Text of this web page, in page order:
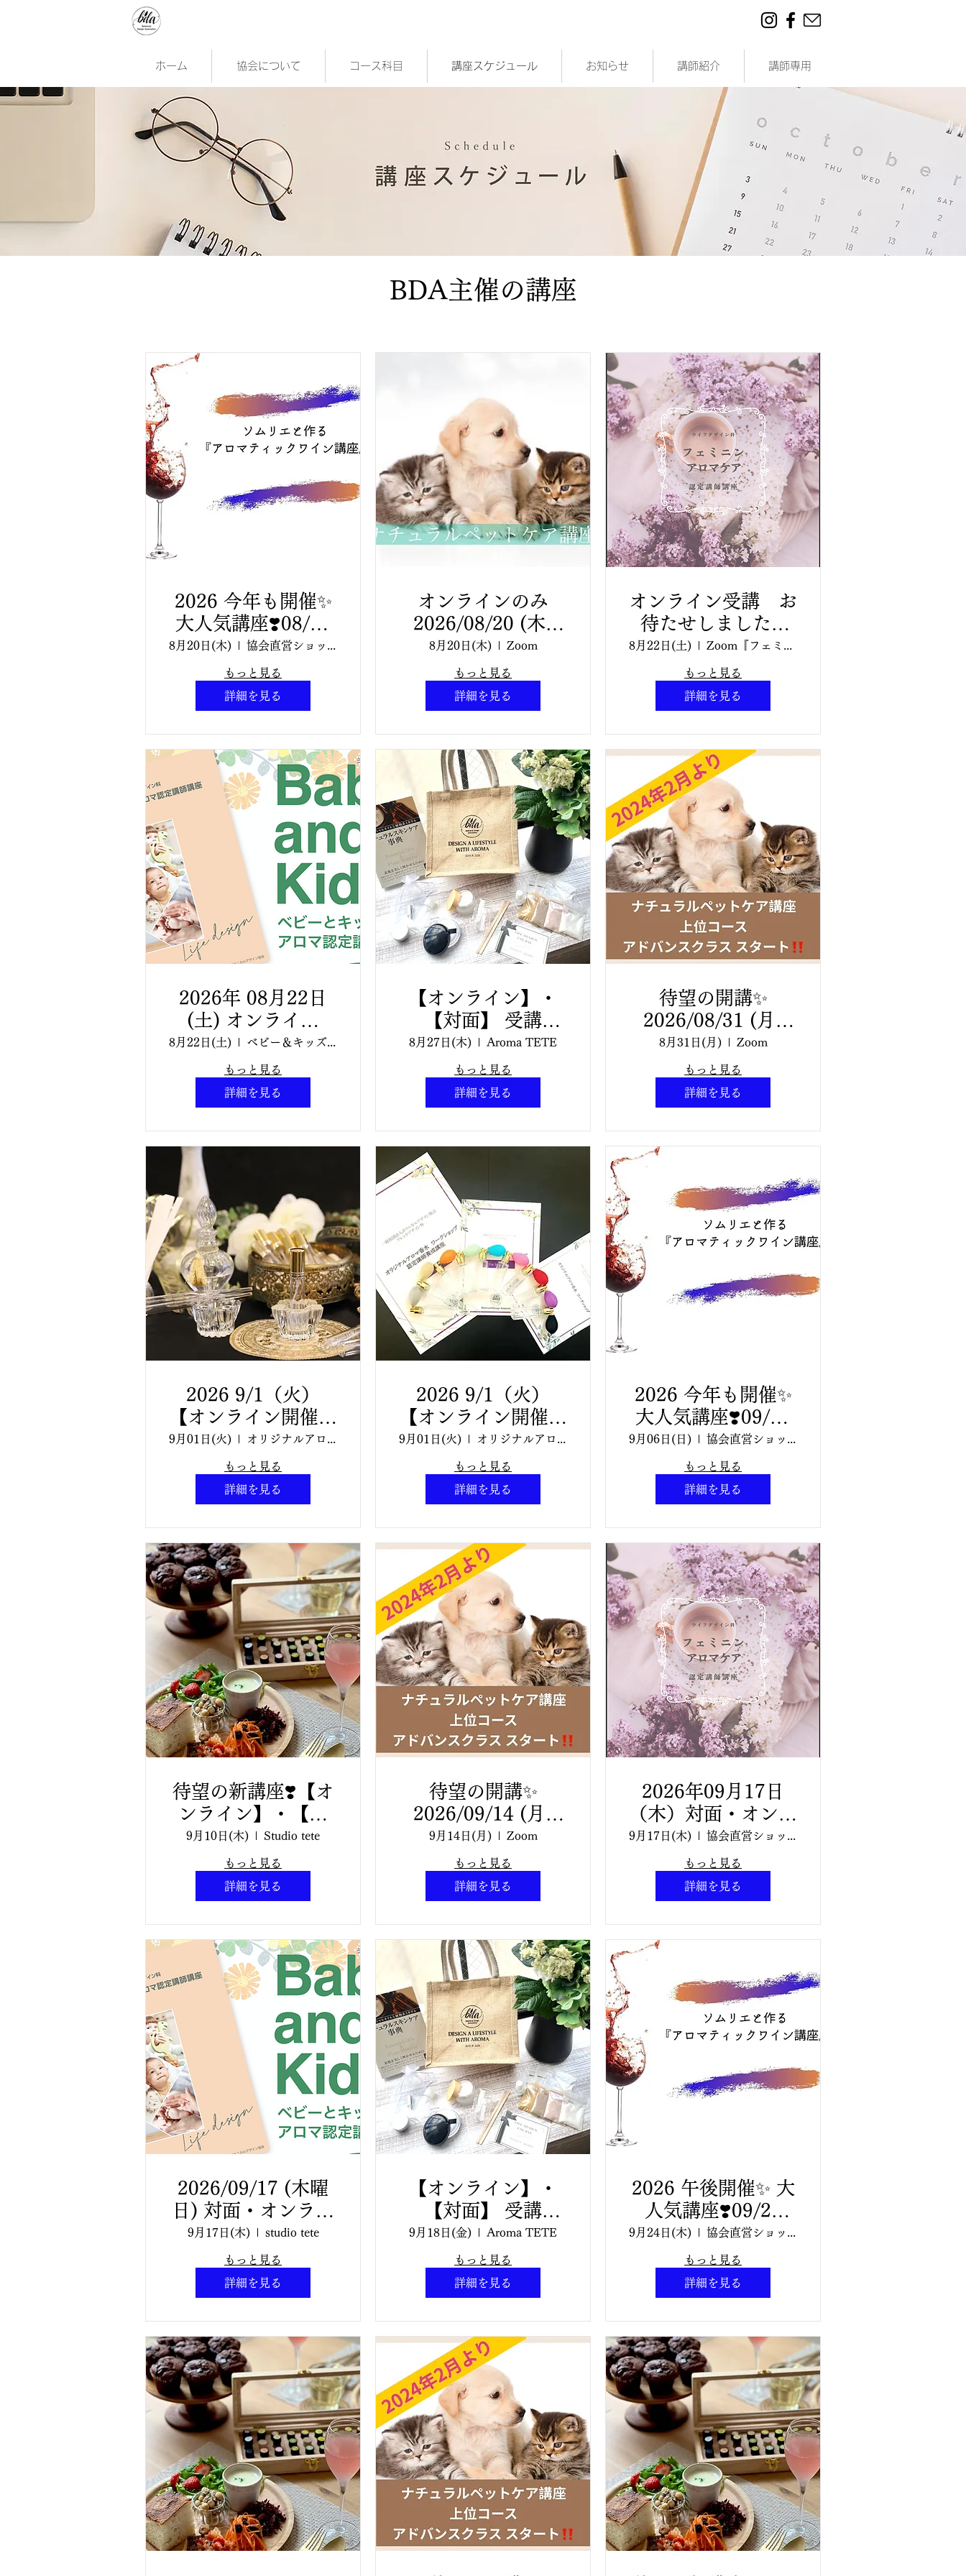
ホーム 協会について コース科目 講座スケジュール お知らせ 講師紹介 講師専用
BDA主催の講座
2026 今年も開催✨
大人気講座❣️08/20
(木曜日)10:30〜
12:30【対面講座】
アロマティックワイ
ン®︎講座
8月20日(木) 協会直営ショップ Aroma TETE
もっと見る
詳細を見る
オンラインのみ
2026/08/20 (木)
20:00~22:00 大人
気講座✨ 【ナチュ
ラルペットケア講
座】
8月20日(木) Zoom
もっと見る
詳細を見る
オンライン受講 お
待たせしました✨
新講座 開催✨2026
年08月22日（土）
10:00~15:00 フェ
ミニンアロマケア認
定講師講座
8月22日(土) Zoom『フェミニンアロマケア認定講師講座』
もっと見る
詳細を見る
2026年 08月22日
(土) オンライン
【BDA主催🌿ベビ
ー＆キッズアロマ認
定講師講座】定員
25名
8月22日(土) ベビー＆キッズアロマ認定講師講座
もっと見る
詳細を見る
【オンライン】・
【対面】 受講
2026/08/27（木）
ビューティーアロマ
クラフト認定講師講
座
8月27日(木) Aroma TETE
もっと見る
詳細を見る
待望の開講✨
2026/08/31 (月)
13:00〜16:00 ナチ
ュラルペットケア・
アドバンスコース
クラス １回目【全3
回講座】
8月31日(月) Zoom
もっと見る
詳細を見る
2026 9/1（火）
【オンライン開催】
ブレンドデザイン科
「オリジナルアロマ
香水ワークショッ
プ」
9月01日(火) オリジナルアロマ香水ワークショップ
もっと見る
詳細を見る
2026 9/1（火）
【オンライン開催】
ブレンドデザイン科
「オリジナルアロマ
香水 認定講師養成
講座」
9月01日(火) オリジナルアロマ香水 認定講師養成講座
もっと見る
詳細を見る
2026 今年も開催✨
大人気講座❣️09/06
(日曜日)10:30〜
12:30【対面講座】
アロマティックワイ
ン®︎講座
9月06日(日) 協会直営ショップ Aroma TETE
もっと見る
詳細を見る
待望の新講座❣️【オ
ンライン】・【対
面】 受講
2026/09/10（木曜
日）BDA アロマフ
ードコーディネータ
ー講座
9月10日(木) Studio tete
もっと見る
詳細を見る
待望の開講✨
2026/09/14 (月)
13:00〜16:00 ナチ
ュラルペットケア・
アドバンスコース
クラス 2回目（１回
目はアーカイブ受
講）【全3回講座】
9月14日(月) Zoom
もっと見る
詳細を見る
2026年09月17日
（木）対面・オンラ
イン同時開催 お待
たせしました✨ 新
講座 開催✨
10:30~15:30 フェ
ミニンアロマケア認
9月17日(木) 協会直営ショップ Aroma TETE
もっと見る
詳細を見る
2026/09/17 (木曜
日) 対面・オンライ
ン 【BDA主催🌿ベ
ビー＆キッズアロマ
認定講師講座】定員
25名
9月17日(木) studio tete
もっと見る
詳細を見る
【オンライン】・
【対面】 受講
2026/09/18（金）
ビューティーアロマ
クラフト認定講師講
座
9月18日(金) Aroma TETE
もっと見る
詳細を見る
2026 午後開催✨ 大
人気講座❣️09/24
(木曜日)13:00〜
15:0【対面講座】
アロマティックワイ
ン®︎講座
9月24日(木) 協会直営ショップ Aroma TETE
もっと見る
詳細を見る